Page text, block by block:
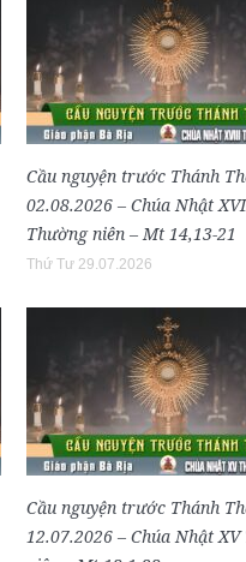
Cầu nguyện trước Thánh
02.08.2026 – Chúa Nhật
Thường niên – Mt 14,13-21
Thứ Tư 29.07.2026
Cầu nguyện trước Thánh
12.07.2026 – Chúa Nhật